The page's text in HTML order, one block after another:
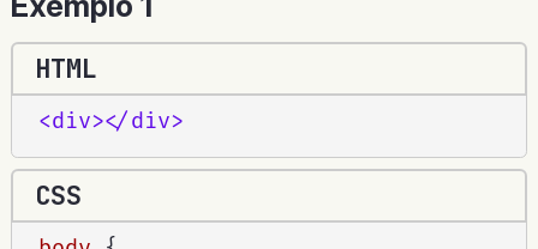
HTML
<div></div>
CSS